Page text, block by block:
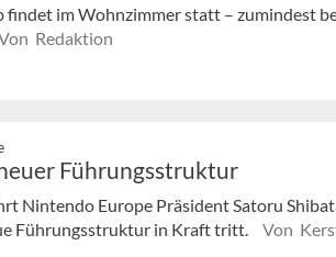
findet im Wohnzimmer statt – zumindest
Redaktion
Führungsstruktur
Nintendo Europe Präsident Satoru
Führungsstruktur in Kraft tritt.
Von